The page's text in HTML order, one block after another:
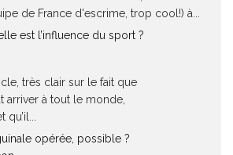
de France d'escrime, trop cool!) à...
est l’influence du sport ?
très clair sur le fait que
arriver à tout le monde,
opérée, possible ?